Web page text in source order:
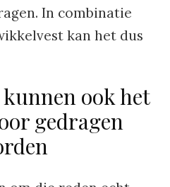
In combinatie
kan het dus
ook het
gedragen